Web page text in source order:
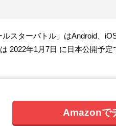
スターバトル」はAndroid、
2022年1月7日 に日本公開予定
Amazonで